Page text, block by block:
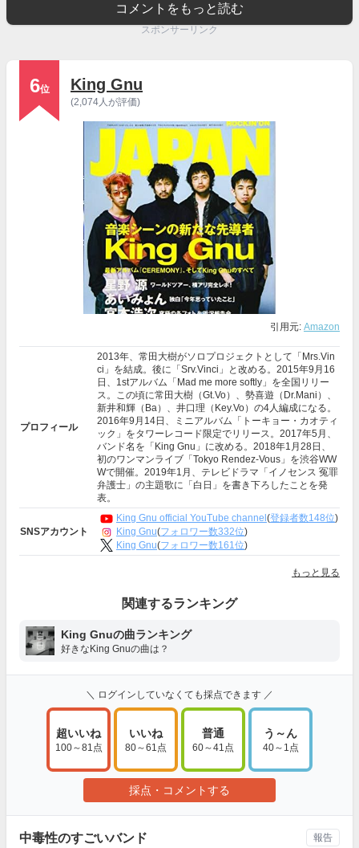
コメントをもっと読む
スポンサーリンク
6位 King Gnu
(2,074人が評価)
引用元: Amazon
プロフィール
2013年、常田大樹がソロプロジェクトとして「Mrs.Vin
ci」を結成。後に「Srv.Vinci」と改める。2015年9月16
日、1stアルバム「Mad me more softly」を全国リリー
ス。この頃に常田大樹（Gt.Vo）、勢喜遊（Dr.Mani）、
新井和輝（Ba）、井口理（Key.Vo）の4人編成になる。
2016年9月14日、ミニアルバム「トーキョー・カオティ
ック」をタワーレコード限定でリリース。2017年5月、
バンド名を「King Gnu」に改める。2018年1月28日、
初のワンマンライブ「Tokyo Rendez-Vous」を渋谷WW
Wで開催。2019年1月、テレビドラマ「イノセンス 冤罪
弁護士」の主題歌に「白日」を書き下ろしたことを発
表。
SNSアカウント
King Gnu official YouTube channel (登録者数148位)
King Gnu(フォロワー数332位)
King Gnu(フォロワー数161位)
もっと見る
関連するランキング
King Gnuの曲ランキング
好きなKing Gnuの曲は？
＼ ログインしていなくても採点できます ／
超いいね
100～81点
いいね
80～61点
普通
60～41点
う～ん
40～1点
採点・コメントする
中毒性のすごいバンド 報告